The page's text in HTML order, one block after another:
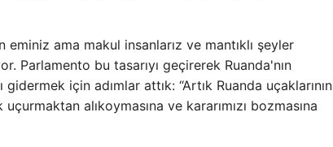
ama makul insanlarız ve mantıklı şeyler
Parlamento bu tasarıyı geçirerek Ruanda'nın
için adımlar attık: “Artık Ruanda uçaklarının
alıkoymasına ve kararımızı bozmasına